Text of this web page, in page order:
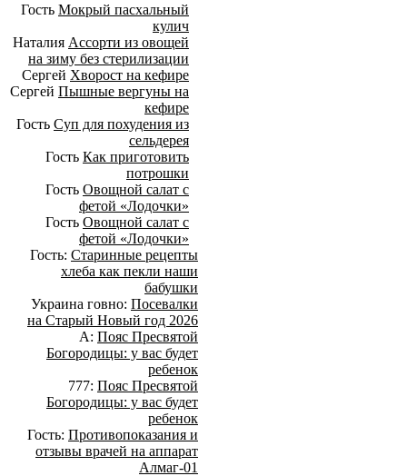
Гость Мокрый пасхальный
кулич
Наталия Ассорти из овощей
на зиму без стерилизации
Сергей Хворост на кефире
Сергей Пышные вергуны на
кефире
Гость Суп для похудения из
сельдерея
Гость Как приготовить
потрошки
Гость Овощной салат с
фетой «Лодочки»
Гость Овощной салат с
фетой «Лодочки»
Гость: Старинные рецепты
хлеба как пекли наши
бабушки
Украина говно: Посевалки
на Старый Новый год 2026
А: Пояс Пресвятой
Богородицы: у вас будет
ребенок
777: Пояс Пресвятой
Богородицы: у вас будет
ребенок
Гость: Противопоказания и
отзывы врачей на аппарат
Алмаг-01